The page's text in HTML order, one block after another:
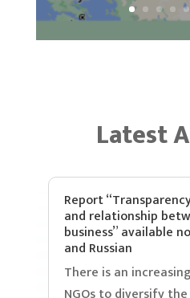
Latest
Report
and relationship
business” available
and Russian
There is an